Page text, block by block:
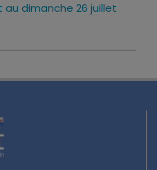
au dimanche 26 juillet